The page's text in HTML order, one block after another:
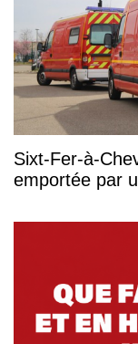
Sixt-Fer-à-
emportée par